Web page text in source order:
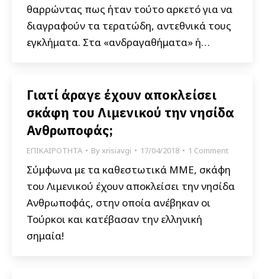
θαρρώντας πως ήταν τούτο αρκετό για να
διαγραφούν τα τερατώδη, αντεθνικά τους
εγκλήματα. Στα «ανδραγαθήματα» ή…
Γιατί άραγε έχουν αποκλείσει
σκάφη του Λιμενικού την νησίδα
Ανθρωποφάς;
ΕΠΙΚΑΙΡΟΤΗΤΑ Byxrisiavgi 17/04/2018 1 Comment
Σύμφωνα με τα καθεστωτικά ΜΜΕ, σκάφη
του Λιμενικού έχουν αποκλείσει την νησίδα
Ανθρωποφάς, στην οποία ανέβηκαν οι
Τούρκοι και κατέβασαν την ελληνική
σημαία!